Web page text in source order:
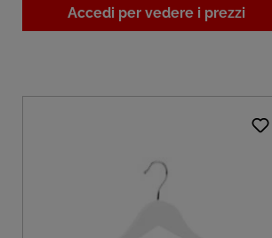
Accedi per vedere i prezzi